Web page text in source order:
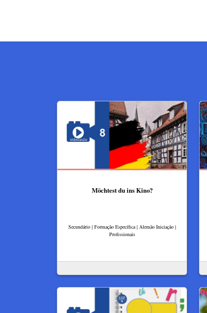
Möchtest du ins Kino?
Secundário | Formação Específica | Alemão Iniciação |
Profissionais